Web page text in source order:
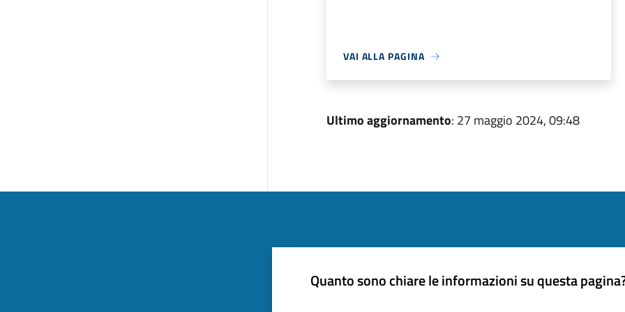
VAI ALLA PAGINA
Ultimo aggiornamento: 27 maggio 2024, 09:48
Quanto sono chiare le informazioni su questa